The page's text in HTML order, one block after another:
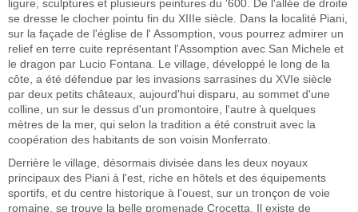
ligure, sculptures et plusieurs peintures du '600. De l'allée de droite
se dresse le clocher pointu fin du XIIIe siècle. Dans la localité Piani,
sur la façade de l'église de l' Assomption, vous pourrez admirer un
relief en terre cuite représentant l'Assomption avec San Michele et
le dragon par Lucio Fontana. Le village, développé le long de la
côte, a été défendue par les invasions sarrasines du XVIe siècle
par deux petits châteaux, aujourd'hui disparu, au sommet d'une
colline, un sur le dessus d'un promontoire, l'autre à quelques
mètres de la mer, qui selon la tradition a été construit avec la
coopération des habitants de son voisin Monferrato.
Derrière le village, désormais divisée dans les deux noyaux
principaux des Piani à l'est, riche en hôtels et des équipements
sportifs, et du centre historique à l'ouest, sur un tronçon de voie
romaine, se trouve la belle promenade Crocetta. Il existe de